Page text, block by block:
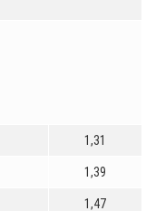
1,31
1,39
1,47